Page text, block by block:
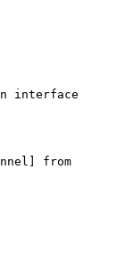
interface
from